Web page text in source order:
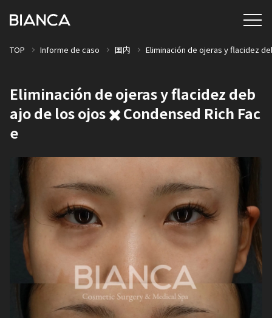
TOP Informe de caso 国内 Eliminación de ojeras y flacidez
Eliminación de ojeras y flacidez deb
ajo de los ojos ✖️ Condensed Rich Fac
e